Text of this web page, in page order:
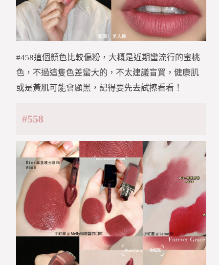
#458這個顏色比較偏粉，大概是近期蠻流行的蜜桃
色，不過這隻色差蠻大的，不太建議盲買，健康肌
或是黃肌可能會顯黑，記得要先去試擦看看！
#558